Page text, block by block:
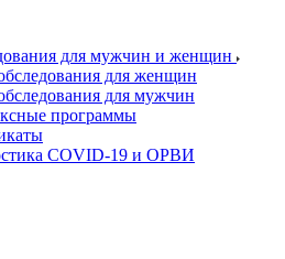
для мужчин и женщин
для женщин
для мужчин
программы
COVID-19 и ОРВИ